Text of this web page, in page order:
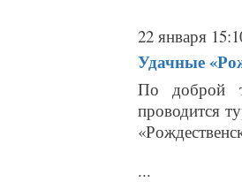
22 января
Удачные
По доброй
проводится
...